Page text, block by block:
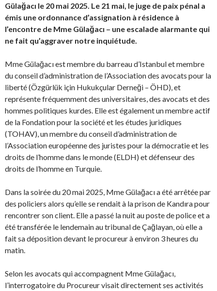
Gülağacı le 20 mai 2025. Le 21 mai, le juge de paix pénal a
émis une ordonnance d’assignation à résidence à
l’encontre de Mme Gülağacı – une escalade alarmante qui
ne fait qu’aggraver notre inquiétude.
Mme Gülağacı est membre du barreau d’Istanbul et membre
du conseil d’administration de l’Association des avocats pour la
liberté (Özgürlük için Hukukçular Derneği – ÖHD), et
représente fréquemment des universitaires, des avocats et des
hommes politiques kurdes. Elle est également un membre actif
de la Fondation pour la société et les études juridiques
(TOHAV), un membre du conseil d’administration de
l’Association européenne des juristes pour la démocratie et les
droits de l’homme dans le monde (ELDH) et défenseur des
droits de l’homme en Turquie.
Dans la soirée du 20 mai 2025, Mme Gülağacı a été arrêtée par
des policiers alors qu’elle se rendait à la prison de Kandıra pour
rencontrer son client. Elle a passé la nuit au poste de police et a
été transférée le lendemain au tribunal de Çağlayan, où elle a
fait sa déposition devant le procureur à environ 3 heures du
matin.
Selon les avocats qui accompagnent Mme Gülağacı,
l’interrogatoire du Procureur visait directement ses activités